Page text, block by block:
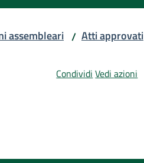
assembleari / Atti approvati
Condividi Vedi azioni